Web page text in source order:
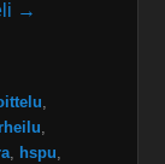
→
,
,
, hspu,